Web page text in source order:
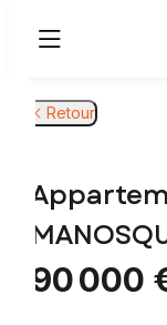
Retour
90 000